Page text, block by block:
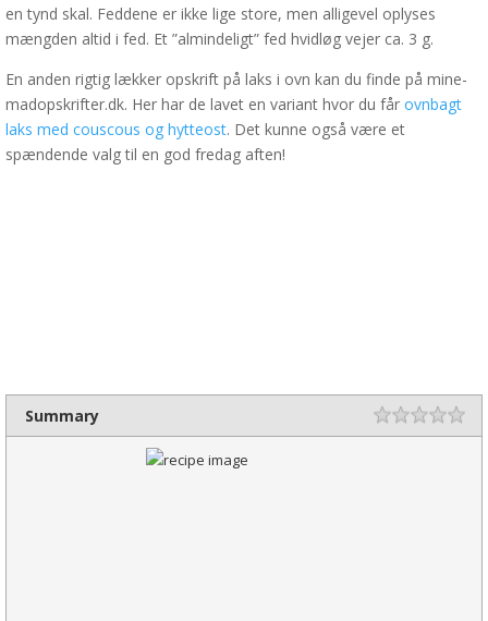
en tynd skal. Feddene er ikke lige store, men alligevel oplyses
mængden altid i fed. Et ”almindeligt” fed hvidløg vejer ca. 3 g.
En anden rigtig lækker opskrift på laks i ovn kan du finde på mine-
madopskrifter.dk. Her har de lavet en variant hvor du får ovnbagt
laks med couscous og hytteost. Det kunne også være et
spændende valg til en god fredag aften!
Summary Rating